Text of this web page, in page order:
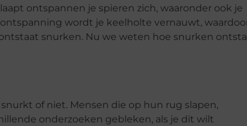
ontspannen je spieren zich, waaronder ook je
wordt je keelholte vernauwt,
snurken. Nu we weten hoe snurken
of niet. Mensen die op hun rug slapen,
onderzoeken gebleken, als je dit wilt